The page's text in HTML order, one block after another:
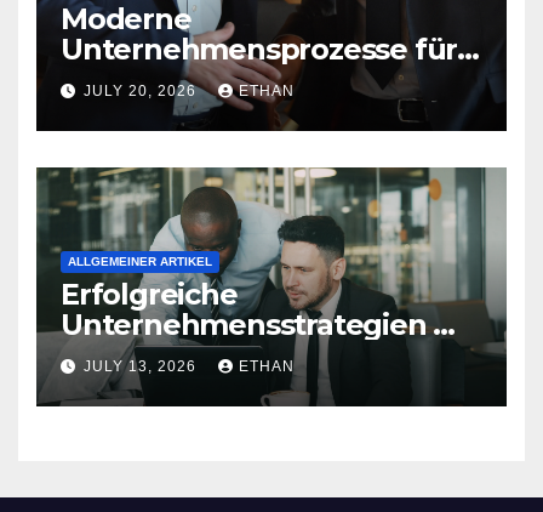
Moderne
Unternehmensprozesse für
nachhaltige
Strukturentwicklung
JULY 20, 2026 ETHAN
ALLGEMEINER ARTIKEL
Erfolgreiche
Unternehmensstrategien mit
nachhaltiger Wirkung
JULY 13, 2026 ETHAN